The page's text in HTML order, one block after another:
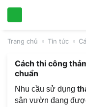
Trang chủ Tin tức
Cách thi công
chuẩn
Nhu cầu sử dụng
sân vườn đang